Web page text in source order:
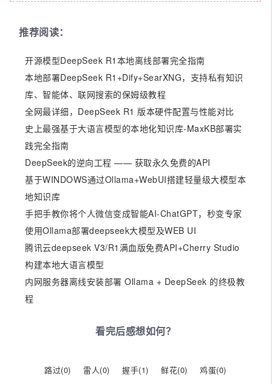
推荐阅读：
开源模型DeepSeek R1本地离线部署完全指南
本地部署DeepSeek R1+Dify+SearXNG，支持私有知识
库、智能体、联网搜索的保姆级教程
全网最详细，DeepSeek R1 版本硬件配置与性能对比
史上最强基于大语言模型的本地化知识库-MaxKB部署实
践完全指南
DeepSeek的逆向工程 —— 获取永久免费的API
基于WINDOWS通过Ollama+WebUI搭建轻量级大模型本
地知识库
手把手教你将个人微信变成智能AI-ChatGPT，秒变专家
使用Ollama部署deepseek大模型及WEB UI
腾讯云deepseek V3/R1满血版免费API+Cherry Studio
构建本地大语言模型
内网服务器离线安装部署 Ollama + DeepSeek 的终极教
程
看完后感想如何？
路过(0) 雷人(0) 握手(1) 鲜花(0) 鸡蛋(0)